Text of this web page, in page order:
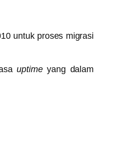
untuk proses migrasi
uptimeyang dalam